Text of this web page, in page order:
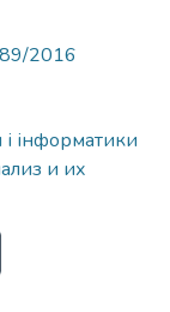
2016
інформатики
и их